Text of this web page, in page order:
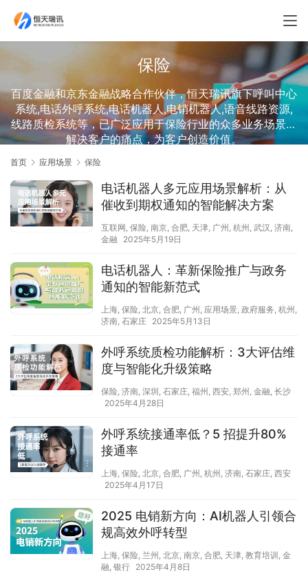
保险
百度金融和京东金融战略合作伙伴，恒天瑞讯旗下呼叫中心
系统,电话外呼系统,电话机器人,电销机器人,语音线路资源,
线路质检系统等，已广泛应用于保险行业的众多业务场景，
解决客户的痛点，为客户创造价值。
首页 应用场景 保险
电话机器人多元应用场景解析：从
催收到期权通知的智能解决方案​
互联网, 保险, 南京, 合肥, 天津, 广州 , 杭州 , 武汉 , 济南,
金融
2025年5月19日
电话机器人：革新保险推广与政务
通知的智能新范式
上海, 保险, 北京, 合肥, 广州 , 应用场景, 政府服务, 杭州 ,
济南, 石家庄 2025年5月13日
外呼系统质检功能解析：3大评估维
度与智能化升级策略
保险, 济南, 深圳 , 石家庄, 福州 , 西安, 郑州 , 金融, 长沙
2025年4月28日
外呼系统接通率低？5 招提升80%
接通率
上海, 保险, 北京, 合肥, 广州 , 杭州 , 济南, 石家庄, 西安
2025年4月17日
2025 电销新方向：AI机器人引领合
规高效外呼转型
上海, 保险, 兰州 , 北京, 南京, 合肥, 天津, 教育培训 , 金
融, 银行 2025年4月8日